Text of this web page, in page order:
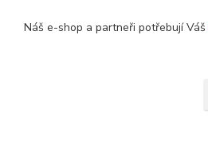
Náš e-shop a partneři potřebují Váš